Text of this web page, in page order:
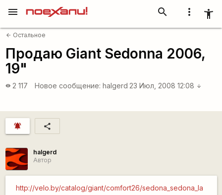
more_vert accessibility_new
search
menu
arrow_back Остальное
Продаю Giant Sedonna 2006,
19"
visibility 2 117 Новое сообщение: halgerd 23 Июл, 2008 12:08 arrow_downward
notifications_active share
halgerd
Автор
http://velo.by/catalog/giant/comfort26/sedona_sedona_la